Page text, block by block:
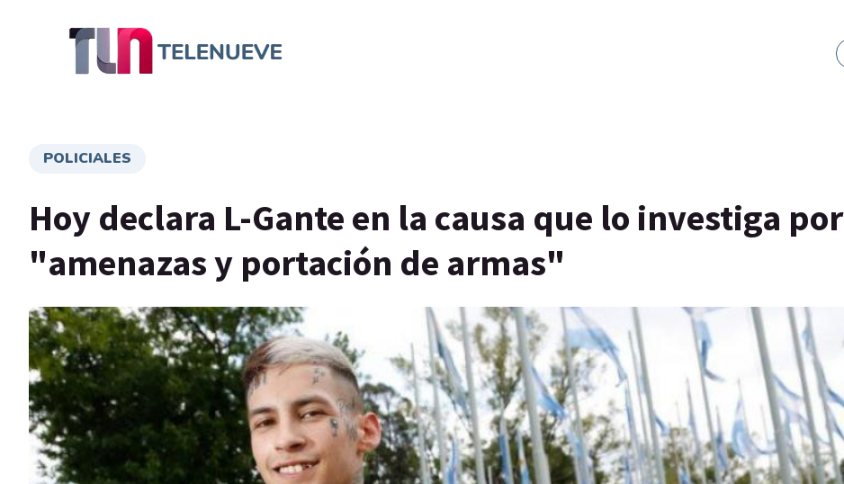
POLICIALES
Hoy declara L-Gante en la causa que lo investiga por
"amenazas y portación de armas"